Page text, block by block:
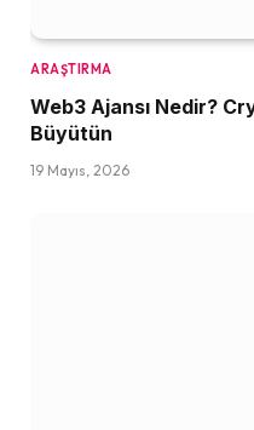
ARAŞTIRMA
Web3 Ajansı Nedir?
Büyütün
19 Mayıs, 2026